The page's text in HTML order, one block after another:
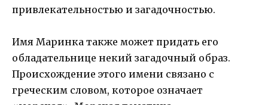
привлекательностью и загадочностью.
Имя Маринка также может придать его
обладательнице некий загадочный образ.
Происхождение этого имени связано с
греческим словом, которое означает